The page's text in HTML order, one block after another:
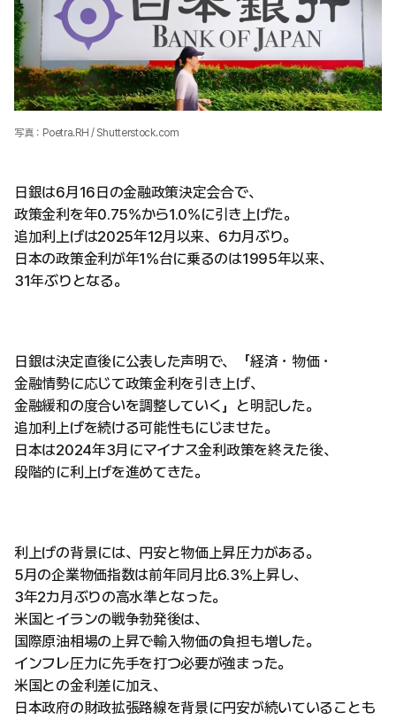
写真：Poetra.RH / Shutterstock.com
日銀は6月16日の金融政策決定会合で、
政策金利を年0.75%から1.0%に引き上げた。
追加利上げは2025年12月以来、6カ月ぶり。
日本の政策金利が年1%台に乗るのは1995年以来、
31年ぶりとなる。
日銀は決定直後に公表した声明で、「経済・物価・
金融情勢に応じて政策金利を引き上げ、
金融緩和の度合いを調整していく」と明記した。
追加利上げを続ける可能性もにじませた。
日本は2024年3月にマイナス金利政策を終えた後、
段階的に利上げを進めてきた。
利上げの背景には、円安と物価上昇圧力がある。
5月の企業物価指数は前年同月比6.3%上昇し、
3年2カ月ぶりの高水準となった。
米国とイランの戦争勃発後は、
国際原油相場の上昇で輸入物価の負担も増した。
インフレ圧力に先手を打つ必要が強まった。
米国との金利差に加え、
日本政府の財政拡張路線を背景に円安が続いていることも